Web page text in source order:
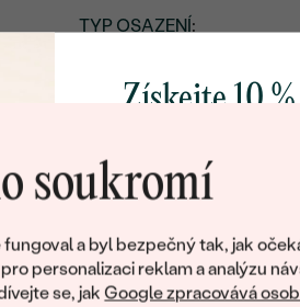
soukromí
a byl bezpečný tak, jak
personalizaci reklam a analýzu
se, jakGoogle zpracovává
TYP OSAZENÍ:
POVRCH KOVU:
Detaily o osazeném
POČET:
KARÁTOVÁ VÁHA:
Získejte 10
poctivě vyráběných
Jako dárek na
zašleme slevový kód